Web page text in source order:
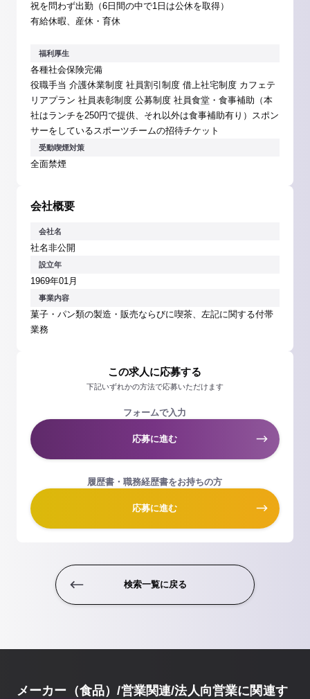
祝を問わず出勤（6日間の中で1日は公休を取得）
有給休暇、産休・育休
福利厚生
各種社会保険完備
役職手当 介護休業制度 社員割引制度 借上社宅制度 カフェテ
リアプラン 社員表彰制度 公募制度 社員食堂・食事補助（本
社はランチを250円で提供、それ以外は食事補助有り）スポン
サーをしているスポーツチームの招待チケット
受動喫煙対策
全面禁煙
会社概要
会社名
社名非公開
設立年
1969年01月
事業内容
菓子・パン類の製造・販売ならびに喫茶、左記に関する付帯
業務
この求人に応募する
下記いずれかの方法で応募いただけます
フォームで入力
応募に進む
履歴書・職務経歴書をお持ちの方
応募に進む
検索一覧に戻る
メーカー（食品）/営業関連/法人向営業に関連す